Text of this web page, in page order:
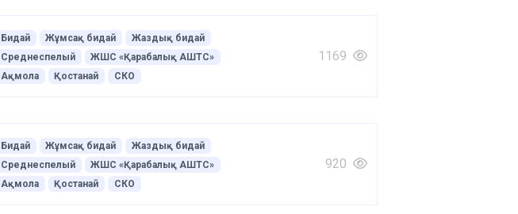
Бидай Жұмсақ бидай
Жаздық бидай
Среднеспелый
ЖШС «Қарабалық АШТС»
Ақмола
Қостанай СКО
1169
Бидай Жұмсақ бидай
Жаздық бидай
Среднеспелый
ЖШС «Қарабалық АШТС»
Ақмола
Қостанай СКО
920